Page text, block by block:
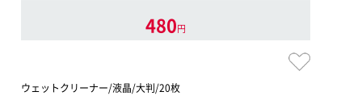
480円
ウェットクリーナー/液晶/大判/20枚